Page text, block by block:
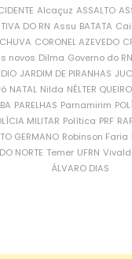
Alcaçuz ASSALTO
DO RN Assu BATATA
CORONEL AZEVEDO
novos Dilma Governo do RN
JARDIM DE PIRANHAS
NATAL Nilda NÉLTER
PARELHAS Parnamirim
MILITAR Política PRF
GERMANO Robinson Faria
NORTE Temer UFRN
ÁLVARO DIAS